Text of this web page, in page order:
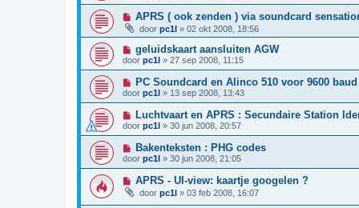
APRS ( ook zenden ) via soundcard
door pc1l » 02 okt 2008, 18:56
geluidskaart aansluiten AGW
door pc1l » 27 sep 2008, 11:15
PC Soundcard en Alinco 510 voor 9600
door pc1l » 13 sep 2008, 13:43
Luchtvaart en APRS : Secundaire Station
door pc1l » 30 jun 2008, 20:57
Bakenteksten : PHG codes
door pc1l » 30 jun 2008, 21:05
APRS - UI-view: kaartje googelen ?
door pc1l » 03 feb 2008, 16:07